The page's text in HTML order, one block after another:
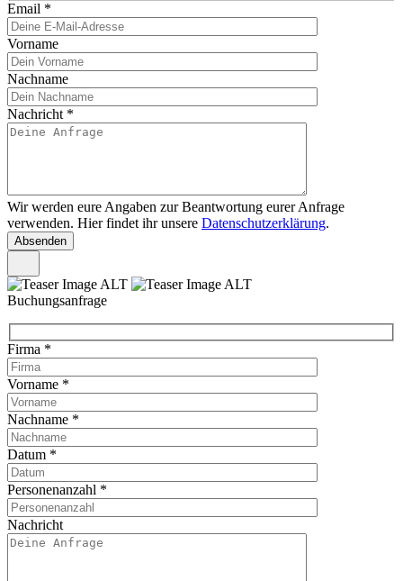
Email *
Vorname
Nachname
Nachricht *
Wir werden eure Angaben zur Beantwortung eurer Anfrage
verwenden. Hier findet ihr unsere Datenschutzerklärung.
Buchungsanfrage
Firma *
Vorname *
Nachname *
Datum *
Personenanzahl *
Nachricht